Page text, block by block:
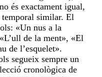
és exactament igual,
similar. El
«Un nus a la
de la ment», «El
de l’esquelet».
segueix sempre un
cronològica de